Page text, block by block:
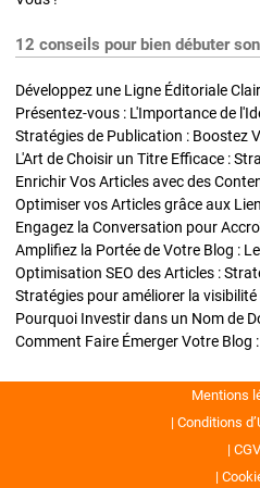
12 conseils pour bien débuter
Développez une Ligne Éditoriale
Présentez-vous : L'Importance de
L'Art de Choisir un Titre Efficace :
Optimiser vos Articles grâce aux
Engagez la Conversation pour
Amplifiez la Portée de Votre Blog :
Mentions
Conditions
CGV